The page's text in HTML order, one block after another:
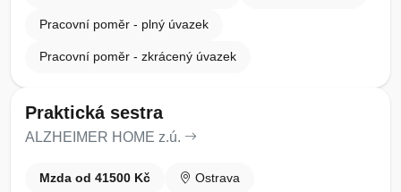
Pracovní poměr - plný úvazek
Pracovní poměr - zkrácený úvazek
Praktická sestra
ALZHEIMER HOME z.ú.
Mzda od 41500 Kč Ostrava